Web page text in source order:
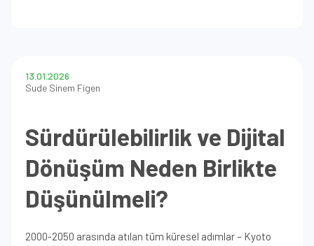
13.01.2026
Sude Sinem Figen
Sürdürülebilirlik ve Dijital
Dönüşüm Neden Birlikte
Düşünülmeli?
2000-2050 arasında atılan tüm küresel adımlar – Kyoto